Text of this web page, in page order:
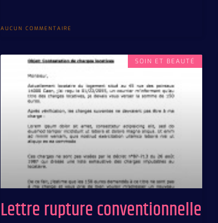
AUCUN COMMENTAIRE
SOIN ET BEAUTÉ
Lettre rupture conventionnelle